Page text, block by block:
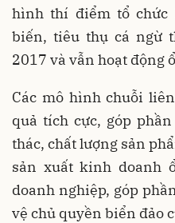
hình thí điểm tổ chức
biến, tiêu thụ cá ngừ
2017 và vẫn hoạt động
Các mô hình chuỗi
quả tích cực, góp
thác, chất lượng sản
sản xuất kinh doanh
doanh nghiệp, góp
vệ chủ quyền biển đảo